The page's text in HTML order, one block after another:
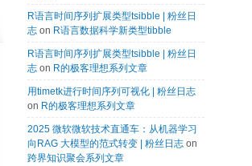
R语言时间序列扩展类型tsibble | 粉丝日
志 on R语言数据科学新类型tibble
R语言时间序列扩展类型tsibble | 粉丝日
志 on R的极客理想系列文章
用timetk进行时间序列可视化 | 粉丝日志
on R的极客理想系列文章
2025 微软微软技术直通车：从机器学习
向RAG 大模型的范式转变 | 粉丝日志 on
跨界知识聚会系列文章